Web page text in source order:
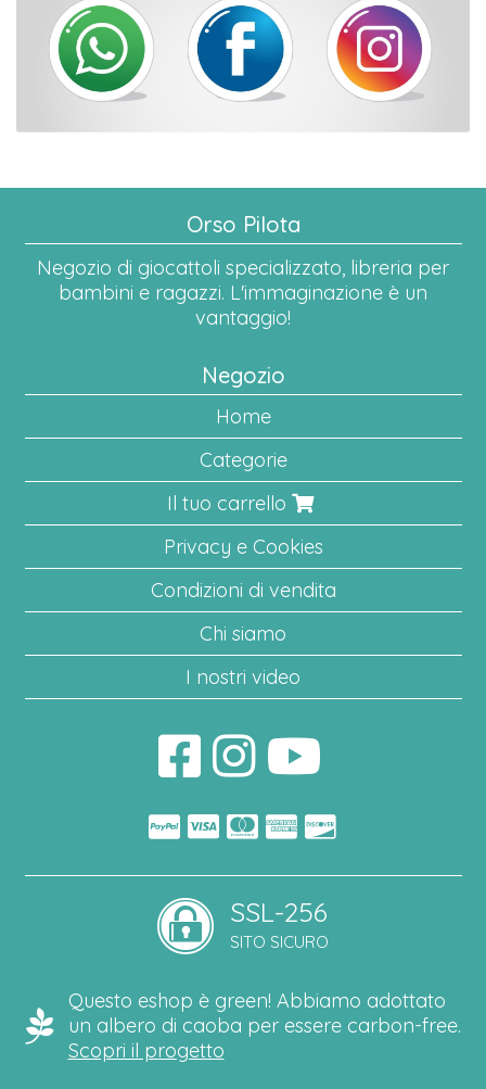
Orso Pilota
Negozio di giocattoli specializzato, libreria per
bambini e ragazzi. L'immaginazione è un
vantaggio!
Negozio
Home
Categorie
Il tuo carrello
Privacy e Cookies
Condizioni di vendita
Chi siamo
I nostri video
SSL-256
SITO SICURO
Questo eshop è green! Abbiamo adottato
un albero di caoba per essere carbon-free.
Scopri il progetto